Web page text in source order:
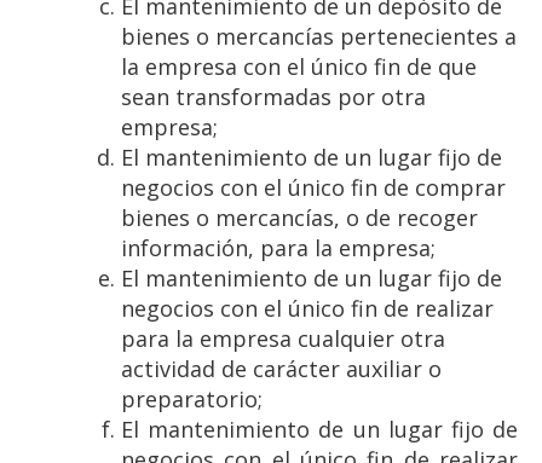
El mantenimiento de un depósito de
bienes o mercancías pertenecientes a
la empresa con el único fin de que
sean transformadas por otra
empresa;
El mantenimiento de un lugar fijo de
negocios con el único fin de comprar
bienes o mercancías, o de recoger
información, para la empresa;
El mantenimiento de un lugar fijo de
negocios con el único fin de realizar
para la empresa cualquier otra
actividad de carácter auxiliar o
preparatorio;
El mantenimiento de un lugar fijo de